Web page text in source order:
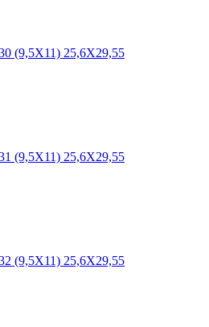
(9,5X11) 25,6X29,55
(9,5X11) 25,6X29,55
(9,5X11) 25,6X29,55